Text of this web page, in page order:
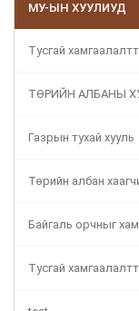
МУ-ЫН ХУУЛИУД
Тусгай
ТӨРИЙН АЛБАНЫ
Газрын тухай хууль
Төрийн албан
Байгаль орчныг
Тусгай